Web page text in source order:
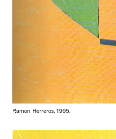
Ramon Herreros, 1995.